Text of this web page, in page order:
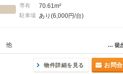
専有 70.61m²
駐車場 あり(6,000円/台)
… 徒
他
物件詳細を見る お問